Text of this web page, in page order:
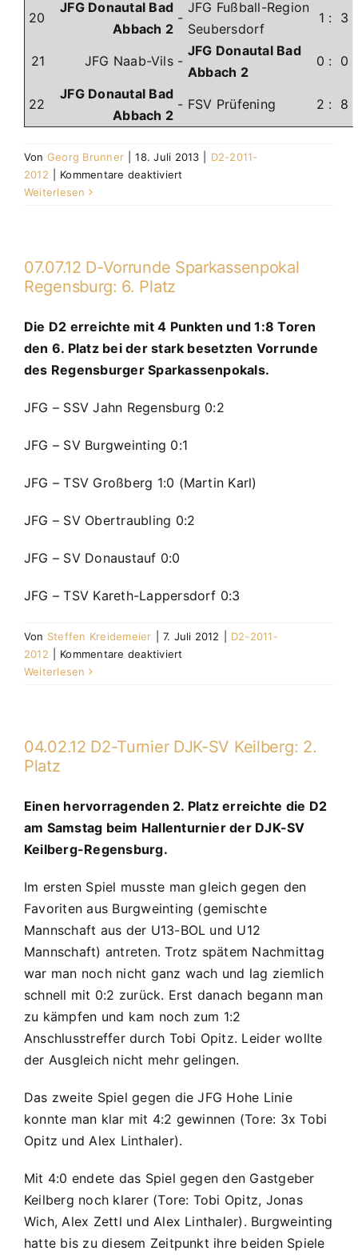
20
JFG Donautal Bad
Abbach 2
-
JFG Fußball-Region
Seubersdorf
1 : 3
21 JFG Naab-Vils-
JFG Donautal Bad
Abbach 2
0 : 0
22
JFG Donautal Bad
Abbach 2
- FSV Prüfening 2 : 8
Von Georg Brunner 18. Juli 2013
D2-2011-
2012
Kommentare deaktiviert
Weiterlesen
07.07.12 D-Vorrunde Sparkassenpokal
Regensburg: 6. Platz
Die D2 erreichte mit 4 Punkten und 1:8 Toren
den 6. Platz bei der stark besetzten Vorrunde
des Regensburger Sparkassenpokals.
JFG – SSV Jahn Regensburg 0:2
JFG – SV Burgweinting 0:1
JFG – TSV Großberg 1:0 (Martin Karl)
JFG – SV Obertraubling 0:2
JFG – SV Donaustauf 0:0
JFG – TSV Kareth-Lappersdorf 0:3
Von Steffen Kreidemeier 7. Juli 2012
D2-2011-
2012
Kommentare deaktiviert
Regensburg:
Weiterlesen
04.02.12 D2-Turnier DJK-SV Keilberg: 2.
Platz
Einen hervorragenden 2. Platz erreichte die D2
am Samstag beim Hallenturnier der DJK-SV
Keilberg-Regensburg.
Im ersten Spiel musste man gleich gegen den
Favoriten aus Burgweinting (gemischte
Mannschaft aus der U13-BOL und U12
Mannschaft) antreten. Trotz spätem Nachmittag
war man noch nicht ganz wach und lag ziemlich
schnell mit 0:2 zurück. Erst danach begann man
zu kämpfen und kam noch zum 1:2
Anschlusstreffer durch Tobi Opitz. Leider wollte
der Ausgleich nicht mehr gelingen.
Das zweite Spiel gegen die JFG Hohe Linie
konnte man klar mit 4:2 gewinnen (Tore: 3x Tobi
Opitz und Alex Linthaler).
Mit 4:0 endete das Spiel gegen den Gastgeber
Keilberg noch klarer (Tore: Tobi Opitz, Jonas
Wich, Alex Zettl und Alex Linthaler). Burgweinting
hatte bis zu diesem Zeitpunkt ihre beiden Spiele